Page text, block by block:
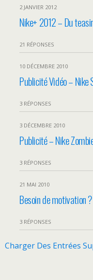
2 JANVIER 2012
Nike+ 2012 – Du
21 RÉPONSES
10 DÉCEMBRE 2010
Publicité Vidéo – Nike
3 RÉPONSES
3 DÉCEMBRE 2010
Publicité – Nike
3 RÉPONSES
21 MAI 2010
Besoin de motivation ?
3 RÉPONSES
Charger Des Entrées